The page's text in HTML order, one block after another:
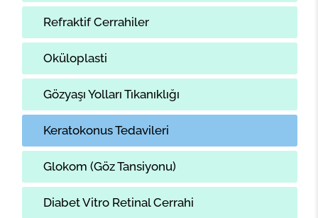
Refraktif Cerrahiler
Oküloplasti
Gözyaşı Yolları Tıkanıklığı
Keratokonus Tedavileri
Glokom (Göz Tansiyonu)
Diabet Vitro Retinal Cerrahi